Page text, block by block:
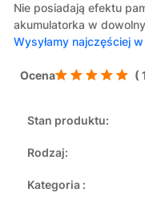
Nie posiadają efektu
akumulatorka w
Wysyłamy najczęściej
Ocena (
Stan produktu:
Rodzaj:
Kategoria :